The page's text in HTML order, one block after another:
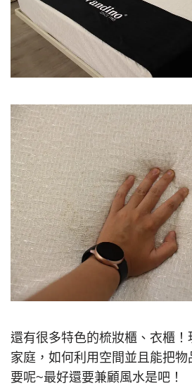
還有很多特色的梳妝櫃、衣櫃
家庭，如何利用空間並且能把
要呢~最好還要兼顧風水是吧！